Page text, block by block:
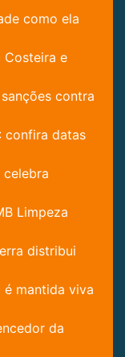
como ela
Costeira e
contra
confira datas
Limpeza
distribui
mantida viva
da